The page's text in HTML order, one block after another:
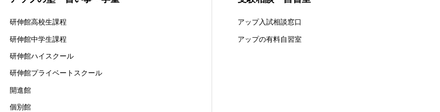
研伸館高校生課程
研伸館中学生課程
研伸館ハイスクール
研伸館プライベートスクール
開進館
個別館
アップ入試相談窓口
アップの有料自習室